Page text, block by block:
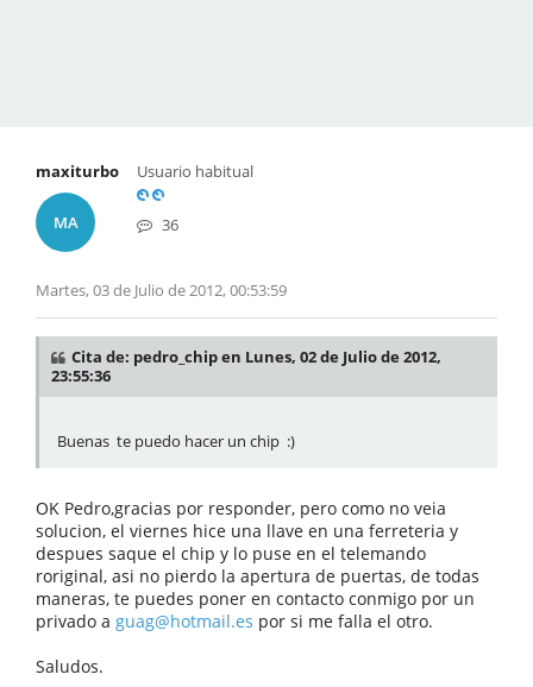
maxiturbo
MA
Usuario habitual
36
Martes, 03 de Julio de 2012, 00:53:59
Cita de: pedro_chip en Lunes, 02 de Julio de 2012,
23:55:36
Buenas te puedo hacer un chip :)
OK Pedro,gracias por responder, pero como no veia
solucion, el viernes hice una llave en una ferreteria y
despues saque el chip y lo puse en el telemando
roriginal, asi no pierdo la apertura de puertas, de todas
maneras, te puedes poner en contacto conmigo por un
privado a guag@hotmail.es por si me falla el otro.
Saludos.